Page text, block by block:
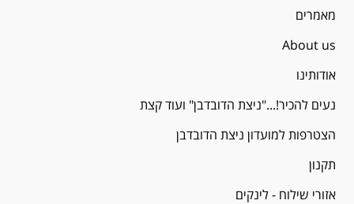
מאמרים
About us
אודותינו
נעים להכיר!..."ניצת הדובדבן" ועוד קצת
הצטרפות למועדון ניצת הדובדבן
תקנון
אזורי שילוח - לינקים